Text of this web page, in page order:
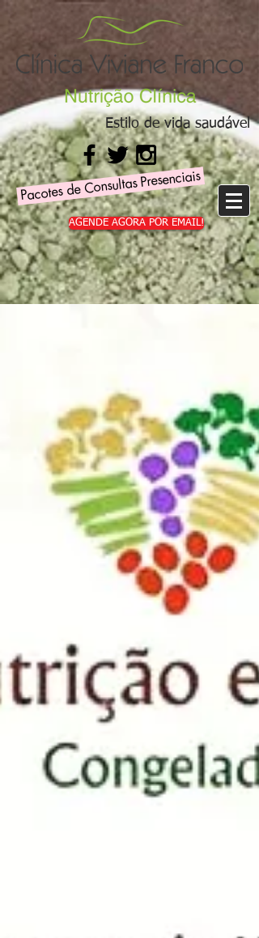
Estilo de vida saudável
Pacotes de Consultas Presenciais
AGENDE AGORA POR EMAIL!